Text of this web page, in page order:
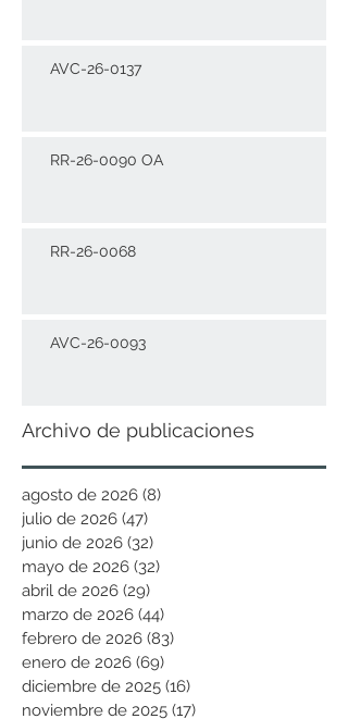
AVC-26-0137
RR-26-0090 OA
RR-26-0068
AVC-26-0093
Archivo de publicaciones
agosto de 2026 (8)
julio de 2026 (47)
junio de 2026 (32)
mayo de 2026 (32)
abril de 2026 (29)
marzo de 2026 (44)
febrero de 2026 (83)
enero de 2026 (69)
diciembre de 2025 (16)
noviembre de 2025 (17)